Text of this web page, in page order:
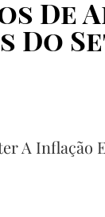
De
Do
A Inflação